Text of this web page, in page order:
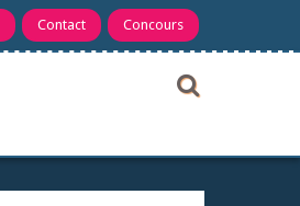
Contact Concours